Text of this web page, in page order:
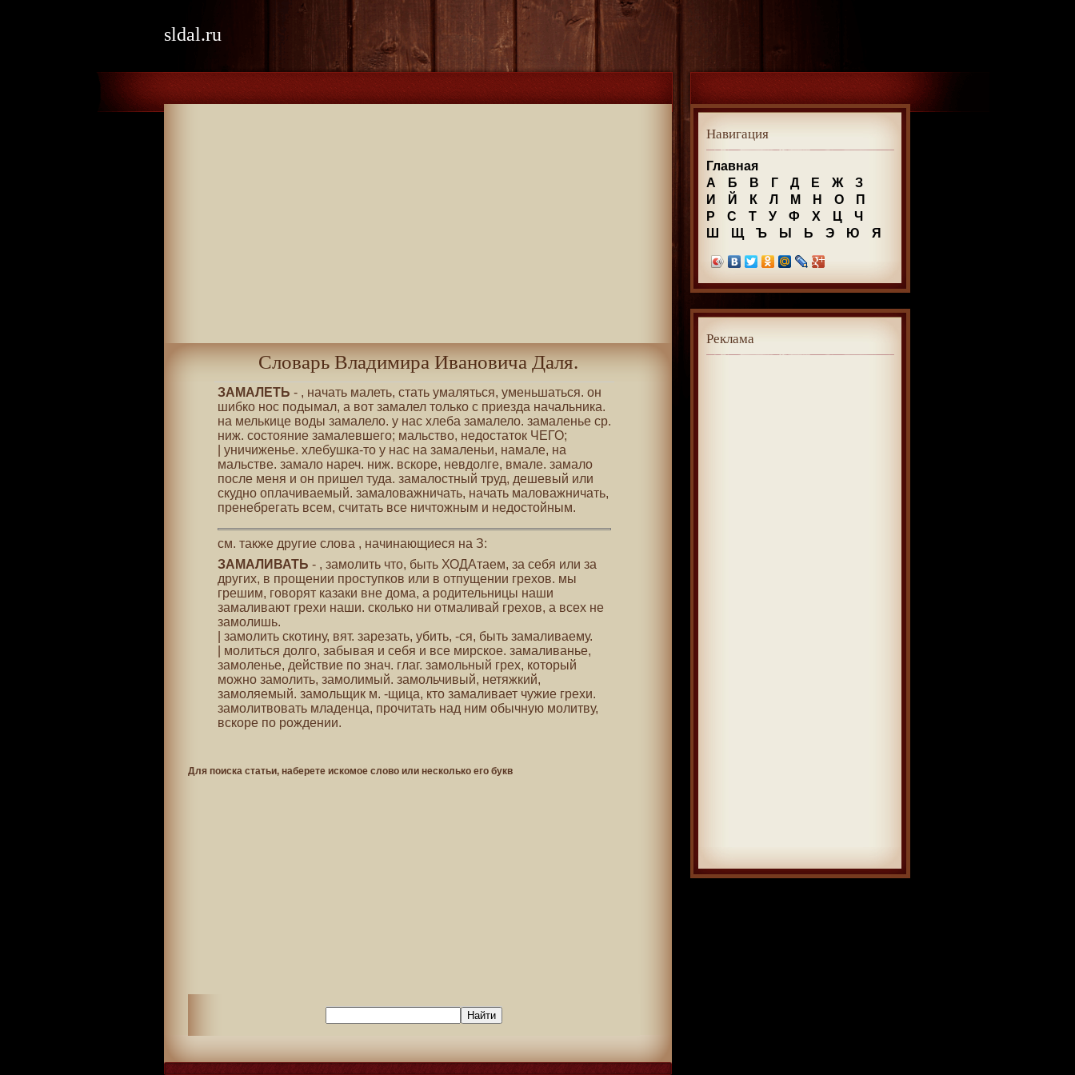
sldal.ru
Словарь Владимира Ивановича Даля.
ЗАМАЛЕТЬ - , начать малеть, стать умаляться, уменьшаться. он
шибко нос подымал, а вот замалел только с приезда начальника.
на мелькице воды замалело. у нас хлеба замалело. замаленье ср.
ниж. состояние замалевшего; мальство, недостаток ЧЕГО;
| уничиженье. хлебушка-то у нас на замаленьи, намале, на
мальстве. замало нареч. ниж. вскоре, невдолге, вмале. замало
после меня и он пришел туда. замалостный труд, дешевый или
скудно оплачиваемый. замаловажничать, начать маловажничать,
пренебрегать всем, считать все ничтожным и недостойным.
см. также другие слова , начинающиеся на З:
ЗАМАЛИВАТЬ - , замолить что, быть ХОДАтаем, за себя или за
других, в прощении проступков или в отпущении грехов. мы
грешим, говорят казаки вне дома, а родительницы наши
замаливают грехи наши. сколько ни отмаливай грехов, а всех не
замолишь.
| замолить скотину, вят. зарезать, убить, -ся, быть замаливаему.
| молиться долго, забывая и себя и все мирское. замаливанье,
замоленье, действие по знач. глаг. замольный грех, который
можно замолить, замолимый. замольчивый, нетяжкий,
замоляемый. замольщик м. -щица, кто замаливает чужие грехи.
замолитвовать младенца, прочитать над ним обычную молитву,
вскоре по рождении.
Для поиска статьи, наберете искомое слово или несколько его букв
Навигация
Главная
А
Б В Г Д Е Ж
З
И
Й К Л М Н О
П
Р
С Т У Ф Х Ц
Ч
Ш
Щ Ъ Ы Ь Э Ю Я
Реклама